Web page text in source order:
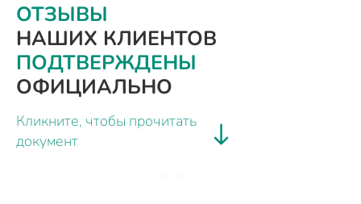
ОТЗЫВЫ
НАШИХ КЛИЕНТОВ
ПОДТВЕРЖДЕНЫ
ОФИЦИАЛЬНО
Кликните, чтобы прочитать
документ